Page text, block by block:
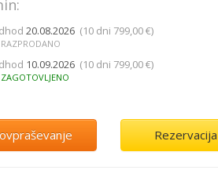
20.08.2026 (10 dni 799,00 €)
RAZPRODANO
10.09.2026 (10 dni 799,00 €)
ZAGOTOVLJENO
Rezervacija